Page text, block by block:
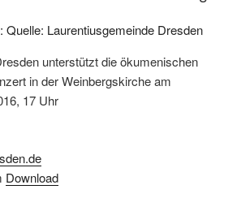
unterstützt die ökumenischen
in der Weinbergskirche am
17 Uhr
Download